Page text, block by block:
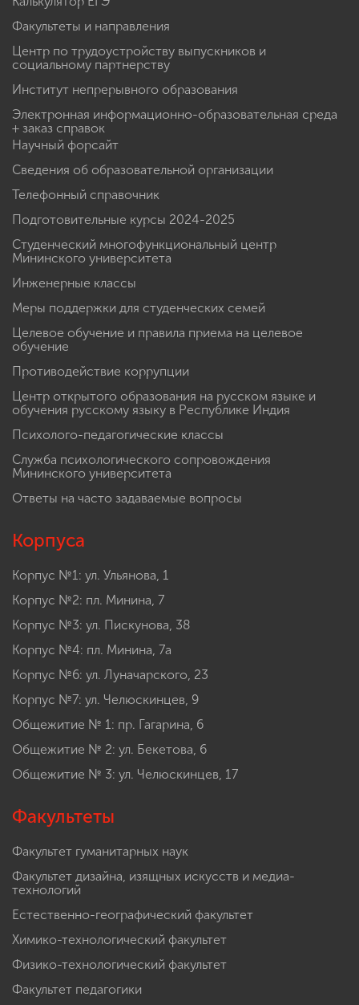
Факультеты и направления
Центр по трудоустройству выпускников и
социальному партнерству
Институт непрерывного образования
Электронная информационно-образовательная среда
+ заказ справок
Научный форсайт
Сведения об образовательной организации
Телефонный справочник
Подготовительные курсы 2024-2025
Студенческий многофункциональный центр
Мининского университета
Инженерные классы
Меры поддержки для студенческих семей
Целевое обучение и правила приема на целевое
обучение
Противодействие коррупции
Центр открытого образования на русском языке и
обучения русскому языку в Республике Индия
Психолого-педагогические классы
Служба психологического сопровождения
Мининского университета
Ответы на часто задаваемые вопросы
Корпуса
Корпус №1: ул. Ульянова, 1
Корпус №2: пл. Минина, 7
Корпус №3: ул. Пискунова, 38
Корпус №4: пл. Минина, 7а
Корпус №6: ул. Луначарского, 23
Корпус №7: ул. Челюскинцев, 9
Общежитие № 1: пр. Гагарина, 6
Общежитие № 2: ул. Бекетова, 6
Общежитие № 3: ул. Челюскинцев, 17
Факультеты
Факультет гуманитарных наук
Факультет дизайна, изящных искусств и медиа-
технологий
Естественно-географический факультет
Химико-технологический факультет
Физико-технологический факультет
Факультет педагогики